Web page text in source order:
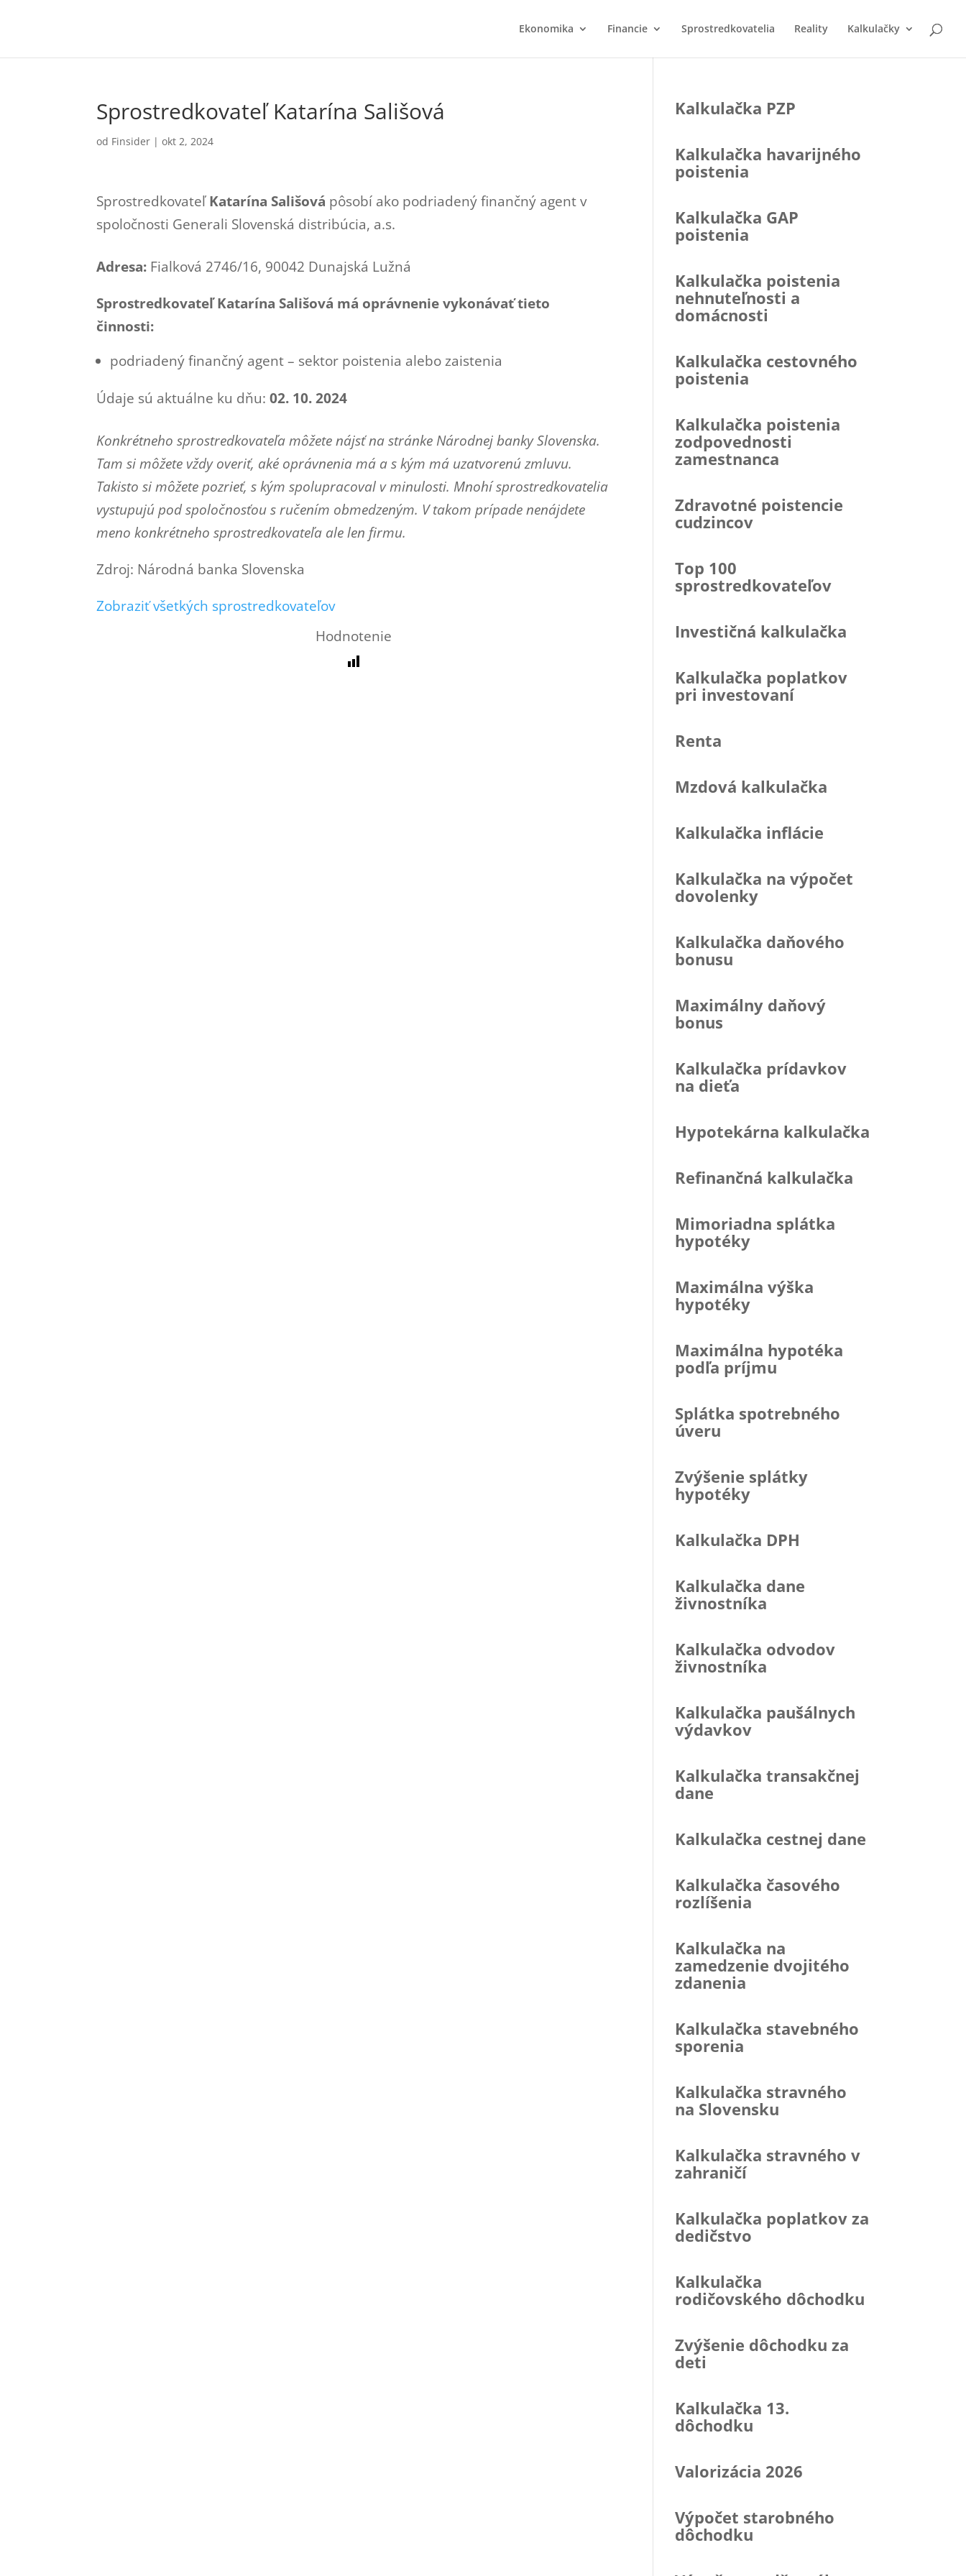
Ekonomika Financie Sprostredkovatelia Reality Kalkulačky
Sprostredkovateľ Katarína Sališová
od Finsider |okt 2, 2024
SprostredkovateľKatarína Sališová pôsobí ako podriadený finančný agent v
spoločnosti Generali Slovenská distribúcia, a.s.
Adresa: Fialková 2746/16, 90042 Dunajská Lužná
Sprostredkovateľ Katarína Sališová má oprávnenie vykonávať tieto
činnosti:
podriadený finančný agent – sektor poistenia alebo zaistenia
Údaje sú aktuálne ku dňu:02. 10. 2024
Konkrétneho sprostredkovateľa môžete nájsť na stránke Národnej banky Slovenska.
Tam si môžete vždy overiť, aké oprávnenia má a s kým má uzatvorenú zmluvu.
Takisto si môžete pozrieť, s kým spolupracoval v minulosti. Mnohí sprostredkovatelia
vystupujú pod spoločnosťou s ručením obmedzeným. V takom prípade nenájdete
meno konkrétneho sprostredkovateľa ale len firmu.
Zdroj: Národná banka Slovenska
Zobraziť všetkých sprostredkovateľov
Hodnotenie
Kalkulačka PZP
Kalkulačka havarijného
poistenia
Kalkulačka GAP
poistenia
Kalkulačka poistenia
nehnuteľnosti a
domácnosti
Kalkulačka cestovného
poistenia
Kalkulačka poistenia
zodpovednosti
zamestnanca
Zdravotné poistencie
cudzincov
Top 100
sprostredkovateľov
Investičná kalkulačka
Kalkulačka poplatkov
pri investovaní
Renta
Mzdová kalkulačka
Kalkulačka inflácie
Kalkulačka na výpočet
dovolenky
Kalkulačka daňového
bonusu
Maximálny daňový
bonus
Kalkulačka prídavkov
na dieťa
Hypotekárna kalkulačka
Refinančná kalkulačka
Mimoriadna splátka
hypotéky
Maximálna výška
hypotéky
Maximálna hypotéka
podľa príjmu
Splátka spotrebného
úveru
Zvýšenie splátky
hypotéky
Kalkulačka DPH
Kalkulačka dane
živnostníka
Kalkulačka odvodov
živnostníka
Kalkulačka paušálnych
výdavkov
Kalkulačka transakčnej
dane
Kalkulačka cestnej dane
Kalkulačka časového
rozlíšenia
Kalkulačka na
zamedzenie dvojitého
zdanenia
Kalkulačka stavebného
sporenia
Kalkulačka stravného
na Slovensku
Kalkulačka stravného v
zahraničí
Kalkulačka poplatkov za
dedičstvo
Kalkulačka
rodičovského dôchodku
Zvýšenie dôchodku za
deti
Kalkulačka 13.
dôchodku
Valorizácia 2026
Výpočet starobného
dôchodku